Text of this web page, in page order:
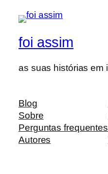
foi assim
as suas histórias em
Blog
Sobre
Perguntas frequentes
Autores